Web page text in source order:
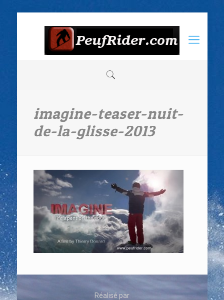
imagine-teaser-nuit-
de-la-glisse-2013
Réalisé par